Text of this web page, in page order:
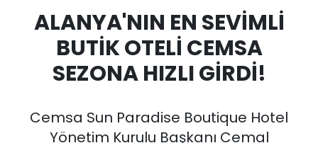
ALANYA'NIN EN SEVİMLİ
BUTİK OTELİ CEMSA
SEZONA HIZLI GİRDİ!
Cemsa Sun Paradise Boutique Hotel
Yönetim Kurulu Başkanı Cemal